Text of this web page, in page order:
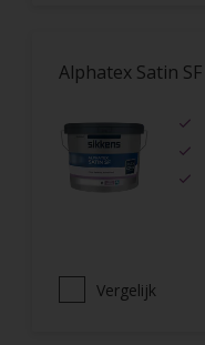
Alphatex Satin SF
Vergelijk